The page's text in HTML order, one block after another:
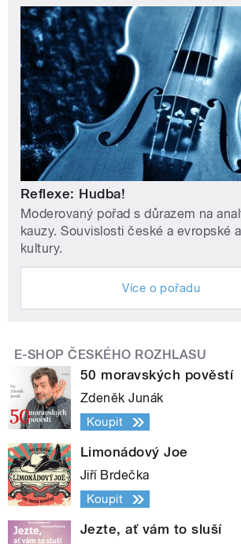
Reflexe: Hudba!
Moderovaný pořad s důrazem na
kauzy. Souvislosti české a evropské
kultury.
Více o pořadu
E-SHOP ČESKÉHO ROZHLASU
50 moravských pověstí
Zdeněk Junák
Koupit
Limonádový Joe
Jiří Brdečka
Koupit
Jezte, ať vám to sluší